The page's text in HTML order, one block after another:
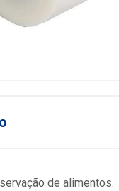
de alimentos.